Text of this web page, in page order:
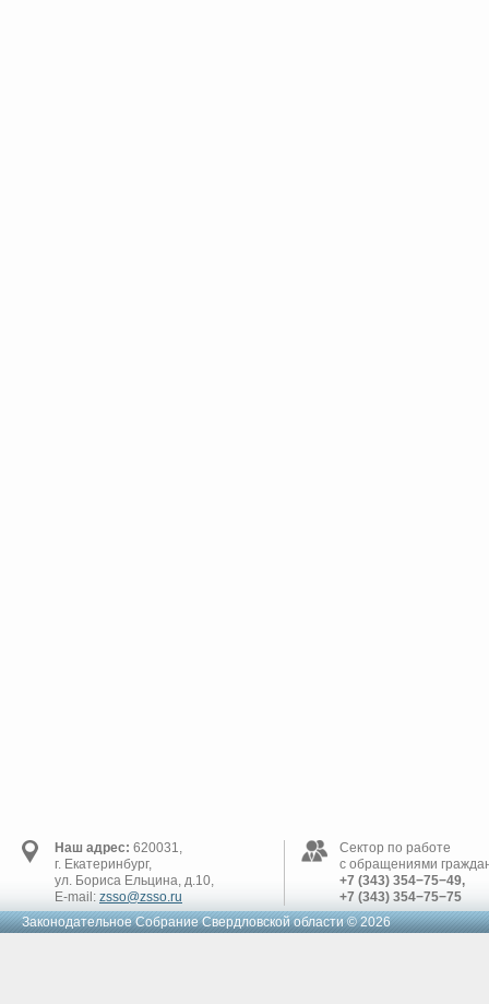
Наш адрес: 620031,
г. Екатеринбург,
ул. Бориса Ельцина, д.10,
E-mail: zsso@zsso.ru
Сектор по работе
с обращениями
+7 (343) 354−75−49,
+7 (343) 354−75−75
Законодательное Cобрание Свердловской области © 2026